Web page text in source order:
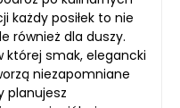
każdy posiłek to nie
również dla duszy.
której smak, elegancki
niezapomniane
planujesz